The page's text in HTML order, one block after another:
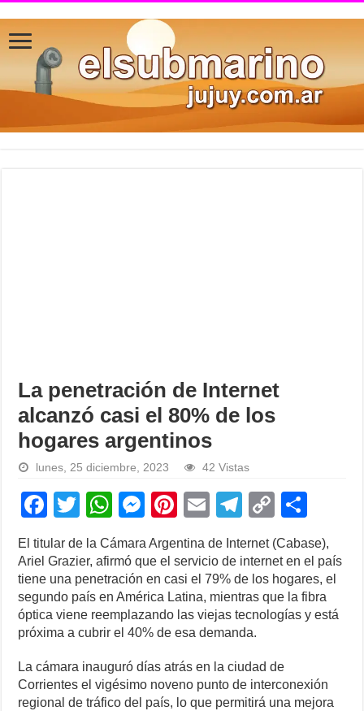
La penetración de Internet
alcanzó casi el 80% de los
hogares argentinos
lunes, 25 diciembre, 2023 42 Vistas
F
a
c
e
b
o
o
k
T
wi
tt
er
W
h
at
s
A
p
p
M
e
ss
e
n
g
er
Pi
nt
er
e
st
E
m
ail
T
e
gr
a
m
C
o
p
y
Li
k
h
ar
e
El titular de la Cámara Argentina de Internet (Cabase),
Ariel Grazier, afirmó que el servicio de internet en el país
tiene una penetración en casi el 79% de los hogares, el
segundo país en América Latina, mientras que la fibra
óptica viene reemplazando las viejas tecnologías y está
próxima a cubrir el 40% de esa demanda.
La cámara inauguró días atrás en la ciudad de
Corrientes el vigésimo noveno punto de interconexión
regional de tráfico del país, lo que permitirá una mejora